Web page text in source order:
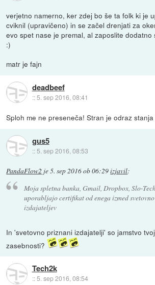
verjetno namerno, ker zdej bo še ta folk ki je
cviknil (upravičeno) in se začel drenjati za
evo spet nase je premal, al zaposlite dodatno
:)
matr je fajn
deadbeef
::5. sep 2016, 08:41
Sploh me ne preseneča! Stran je odraz
gus5
:: 5. sep 2016, 08:53
PandaFlow2 je5. sep 2016 ob 06:29izjavil:
Moja spletna banka, Gmail, Dropbox, Slo-
uporabljajo certifikat od enega izmed
izdajateljev
In 'svetovno priznani izdajatelji' so jamstvo
zasebnosti?
Tech2k
::5. sep 2016, 08:54